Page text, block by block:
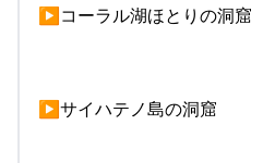
▶コーラル湖ほとりの洞窟
▶サイハテノ島の洞窟